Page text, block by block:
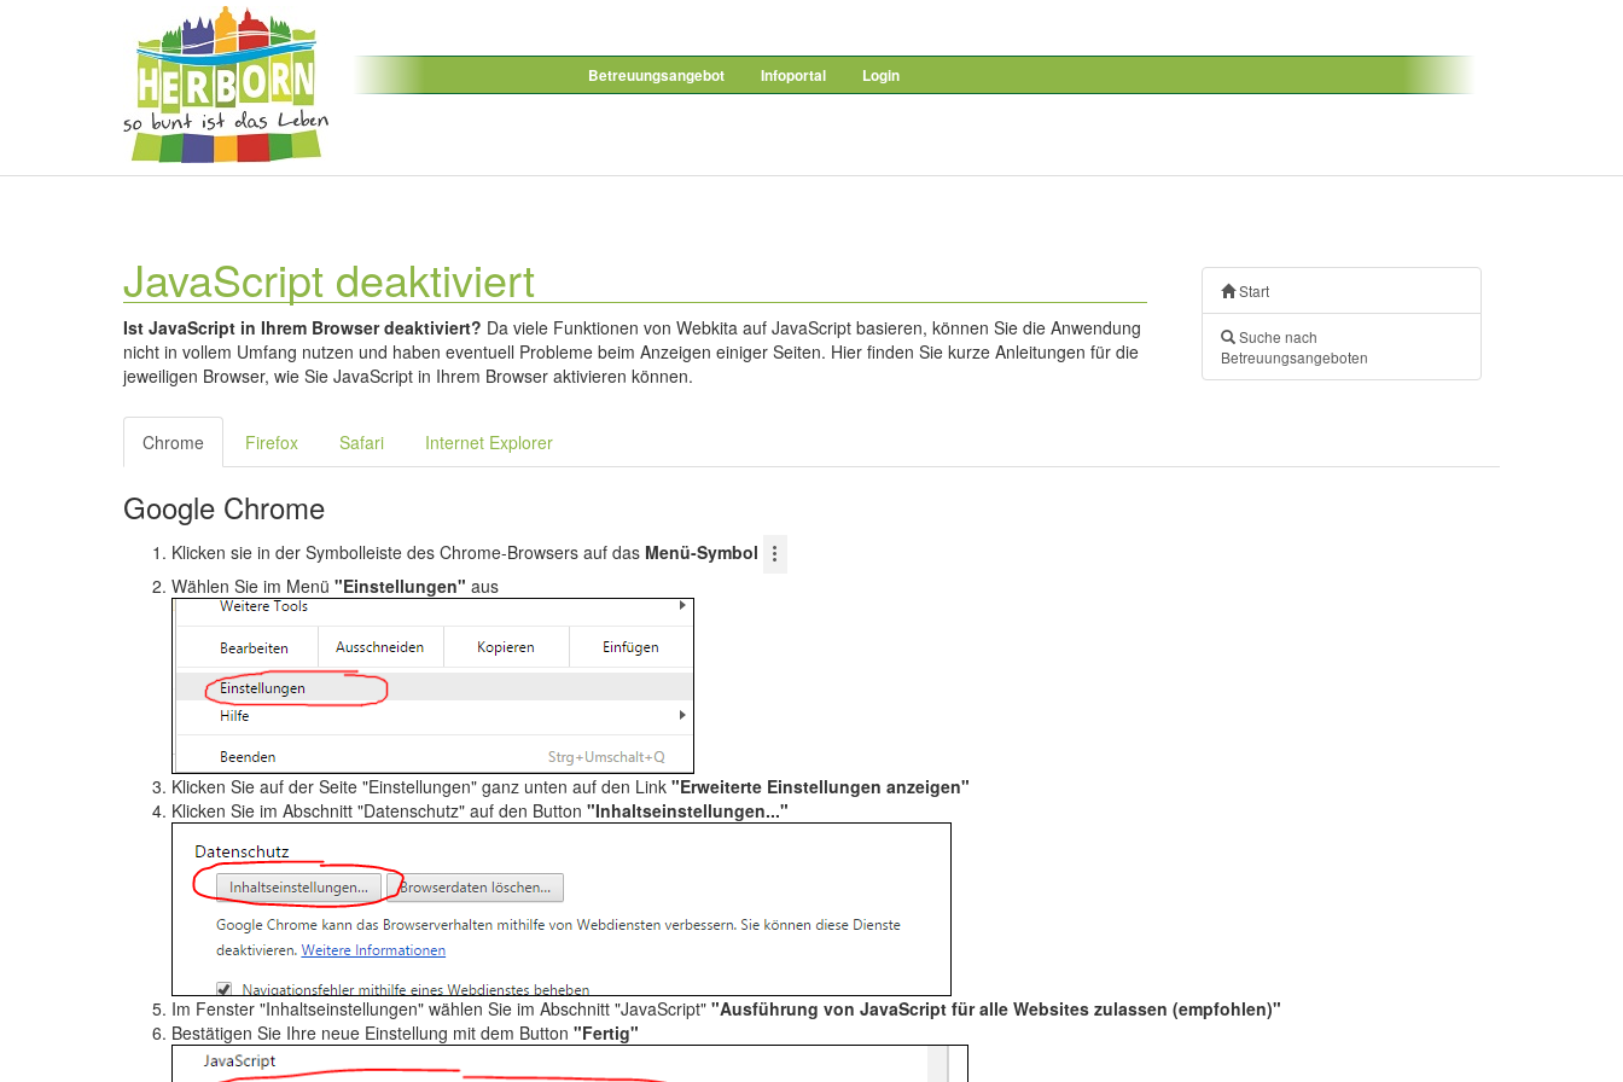
Betreuungsangebot Infoportal Login
JavaScript deaktiviert
Ist JavaScript in Ihrem Browser deaktiviert? Da viele Funktionen von Webkita auf JavaScript basieren, können Sie die Anwendung
nicht in vollem Umfang nutzen und haben eventuell Probleme beim Anzeigen einiger Seiten. Hier finden Sie kurze Anleitungen für die
jeweiligen Browser, wie Sie JavaScript in Ihrem Browser aktivieren können.
Start
Suche nach
Betreuungsangeboten
Chrome Firefox Safari Internet Explorer
Google Chrome
Klicken sie in der Symbolleiste des Chrome-Browsers auf das Menü-Symbol
Wählen Sie im Menü "Einstellungen" aus
Klicken Sie auf der Seite "Einstellungen" ganz unten auf den Link "Erweiterte Einstellungen anzeigen"
Klicken Sie im Abschnitt "Datenschutz" auf den Button "Inhaltseinstellungen..."
Im Fenster "Inhaltseinstellungen" wählen Sie im Abschnitt "JavaScript" "Ausführung von JavaScript für alle Websites zulassen (empfohlen)"
Bestätigen Sie Ihre neue Einstellung mit dem Button "Fertig"